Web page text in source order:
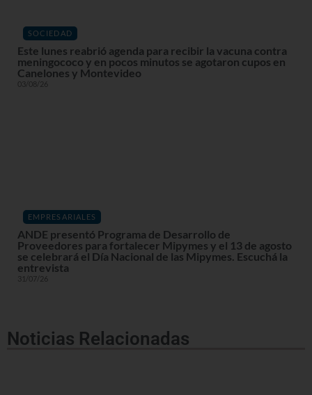
SOCIEDAD
Este lunes reabrió agenda para recibir la vacuna contra
meningococo y en pocos minutos se agotaron cupos en
Canelones y Montevideo
03/08/26
EMPRESARIALES
ANDE presentó Programa de Desarrollo de
Proveedores para fortalecer Mipymes y el 13 de agosto
se celebrará el Día Nacional de las Mipymes. Escuchá la
entrevista
31/07/26
Noticias Relacionadas